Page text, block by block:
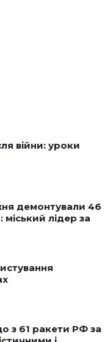
війни: уроки
демонтували 46
міський лідер за
з 61 ракети РФ за